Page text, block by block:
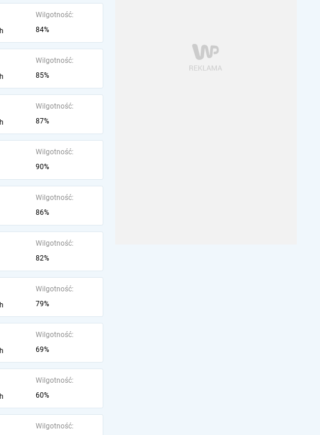
Wilgotność:
84%
Wilgotność:
85%
Wilgotność:
87%
Wilgotność:
90%
Wilgotność:
86%
Wilgotność:
82%
Wilgotność:
79%
Wilgotność:
69%
Wilgotność:
60%
Wilgotność: